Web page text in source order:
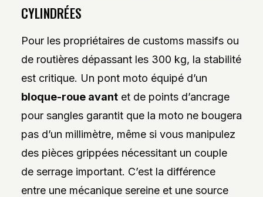
CYLINDRÉES
Pour les propriétaires de customs massifs ou
de routières dépassant les 300 kg, la stabilité
est critique. Un pont moto équipé d’un
bloque-roue avantet de points d’ancrage
pour sangles garantit que la moto ne bougera
pas d’un millimètre, même si vous manipulez
des pièces grippées nécessitant un couple
de serrage important. C’est la différence
entre une mécanique sereine et une source